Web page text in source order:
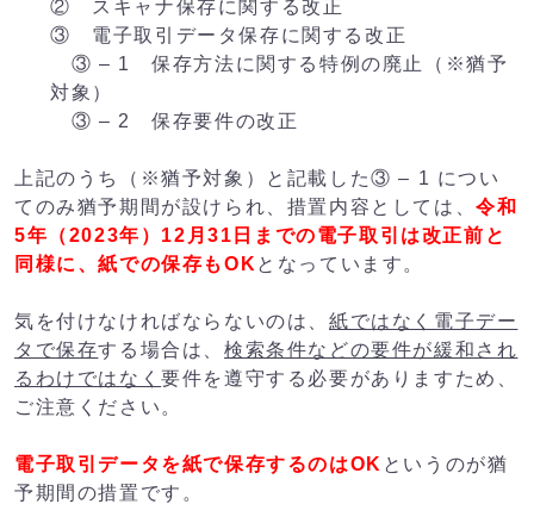
② スキャナ保存に関する改正
③ 電子取引データ保存に関する改正
③ – 1 保存方法に関する特例の廃止（※猶予
対象）
③ – 2 保存要件の改正
上記のうち（※猶予対象）と記載した③ – 1 につい
てのみ猶予期間が設けられ、措置内容としては、令和
5年（2023年）12月31日までの電子取引は改正前と
同様に、紙での保存もOK となっています。
気を付けなければならないのは、紙ではなく電子デー
タで保存する場合は、検索条件などの要件が緩和され
るわけではなく要件を遵守する必要がありますため、
ご注意ください。
電子取引データを紙で保存するのはOK というのが猶
予期間の措置です。